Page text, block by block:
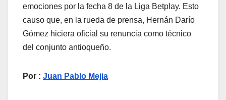
emociones por la fecha 8 de la Liga Betplay. Esto
causo que, en la rueda de prensa, Hernán Darío
Gómez hiciera oficial su renuncia como técnico
del conjunto antioqueño.
Por : Juan Pablo Mejia